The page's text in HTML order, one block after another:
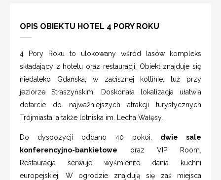
OPIS OBIEKTU HOTEL 4 PORY ROKU
4 Pory Roku to ulokowany wśród lasów kompleks
składający z hotelu oraz restauracji. Obiekt znajduje się
niedaleko Gdańska, w zacisznej kotlinie, tuż przy
jeziorze Straszyńskim. Doskonała lokalizacja ułatwia
dotarcie do najważniejszych atrakcji turystycznych
Trójmiasta, a także lotniska im. Lecha Wałęsy.
Do dyspozycji oddano 40 pokoi, dwie sale
konferencyjno-bankietowe oraz VIP Room.
Restauracja serwuje wyśmienite dania kuchni
europejskiej. W ogrodzie znajdują się zaś miejsca